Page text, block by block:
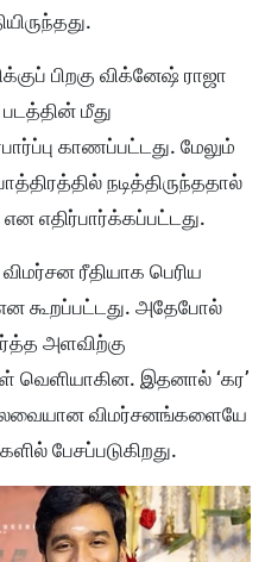
பிறகு விக்னேஷ் ராஜா
மீது
காணப்பட்டது. மேலும்
நடித்திருந்ததால்
எதிர்பார்க்கப்பட்டது.
ரீதியாக பெரிய
கூறப்பட்டது. அதேபோல்
அளவிற்கு
வெளியாகின. இதனால் ‘கர’
விமர்சனங்களையே
பேசப்படுகிறது.